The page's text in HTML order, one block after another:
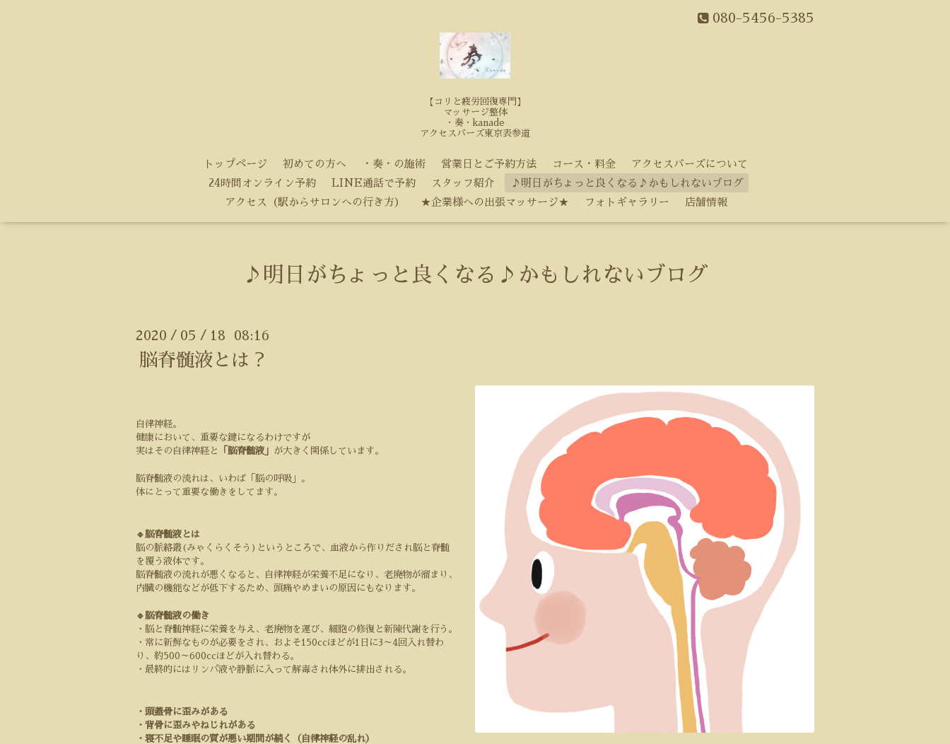
080-5456-5385
【コリと疲労回復専門】
マッサージ整体
・奏・kanade
アクセスバーズ東京表参道
トップページ 初めての方へ ・奏・の施術 営業日とご予約方法 コース・料金
アクセスバーズについて
24時間オンライン予約
LINE通話で予約 スタッフ紹介
♪明日がちょっと良くなる♪かもしれないブログ
アクセス（駅からサロンへの行き方）
★企業様への出張マッサージ★ フォトギャラリー 店舗情報
♪明日がちょっと良くなる♪かもしれないブログ
2020 / 05 / 18 08:16
脳脊髄液とは？
自律神経。
健康において、重要な鍵になるわけですが
実はその自律神経と
「脳脊髄液」 が大きく関係しています。
脳脊髄液の流れは、いわば「脳の呼吸」。
体にとって重要な働きをしてます。
🔹脳脊髄液とは
脳の脈絡叢(みゃくらくそう ) というところで、血液から作りだされ脳と脊髄
を覆う液体です。
脳脊髄液の流れが悪くなると、自律神経が栄養不足になり、老廃物が溜まり、
内臓の機能などが低下するため、頭痛やめまいの原因にもなります。
🔹脳脊髄液の働き
・脳と脊髄神経に栄養を与え、老廃物を運び、細胞の修復と新陳代謝を行う。
・常に新鮮なものが必要をされ、およそ150ccほどが1 日に3 ～4 回入れ替わ
り、約500 ～600ccほどが入れ替わる。
・最終的にはリンパ液や静脈に入って解毒され体外に排出される。
・頭蓋骨に歪みがある
・背骨に歪みやねじれがある
・寝不足や睡眠の質が悪い期間が続く（自律神経の乱れ）